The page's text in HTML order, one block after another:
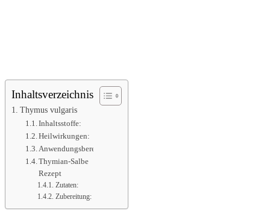
Inhaltsverzeichnis
Thymus vulgaris
Inhaltsstoffe:
Heilwirkungen:
Anwendungsbereiche:
Thymian-Salbe
Rezept
Zutaten:
Zubereitung: